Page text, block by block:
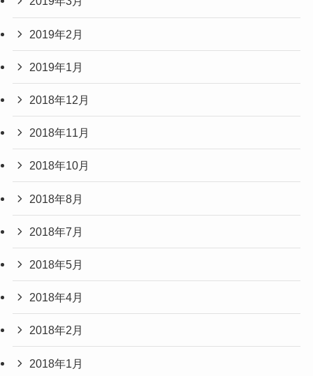
2019年2月
2019年1月
2018年12月
2018年11月
2018年10月
2018年8月
2018年7月
2018年5月
2018年4月
2018年2月
2018年1月